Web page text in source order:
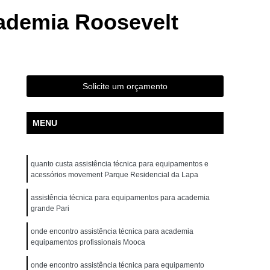
Aparelho Crossover Musculação
Aparelho de Ginástica Elíptico Gt e
Elíptico Lx e
Aparelho Elíptico Profissional
E2
Academia de Musculação
e Acessórios para Academia
para Academia de Ginástica
para Academia Halteres
para Academia para Coordenador
Roosevelt
Solicite um orçamento
MENU
quanto custa assistência técnica para equipamentos e
acessórios movement Parque Residencial da Lapa
assistência técnica para equipamentos para academia
grande Pari
onde encontro assistência técnica para academia
equipamentos profissionais Mooca
onde encontro assistência técnica para equipamento